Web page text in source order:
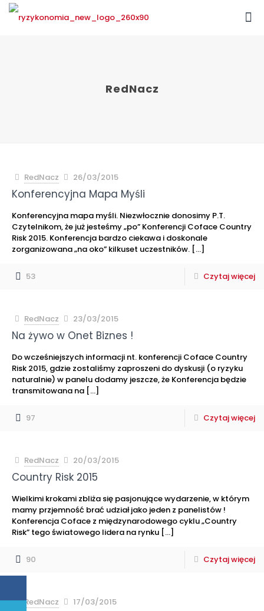
RedNacz
RedNacz 26/03/2015
Konferencyjna Mapa Myśli
Konferencyjna mapa myśli. Niezwłocznie donosimy P.T.
Czytelnikom, że już jesteśmy „po” Konferencji Coface Country
Risk 2015. Konferencja bardzo ciekawa i doskonale
zorganizowana „na oko” kilkuset uczestników. […]
53 Czytaj więcej
RedNacz 23/03/2015
Na żywo w Onet Biznes !
Do wcześniejszych informacji nt. konferencji Coface Country
Risk 2015, gdzie zostaliśmy zaproszeni do dyskusji (o ryzyku
naturalnie) w panelu dodamy jeszcze, że Konferencja będzie
transmitowana na […]
97 Czytaj więcej
RedNacz 20/03/2015
Country Risk 2015
Wielkimi krokami zbliża się pasjonujące wydarzenie, w którym
mamy przjemność brać udział jako jeden z panelistów !
Konferencja Coface z międzynarodowego cyklu „Country
Risk” tego światowego lidera na rynku […]
90 Czytaj więcej
RedNacz 17/03/2015